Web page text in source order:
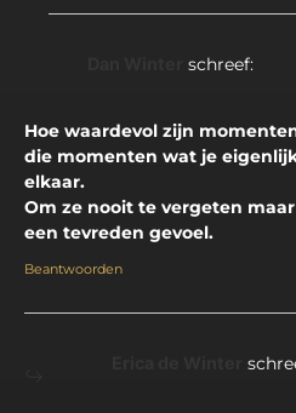
schreef:
Hoe waardevol zijn
die momenten wat je
elkaar.
Om ze nooit te vergeten
een tevreden gevoel.
Beantwoorden